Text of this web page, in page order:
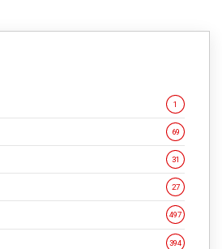
1
69
31
27
497
394